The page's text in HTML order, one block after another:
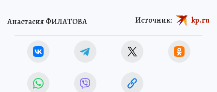
Анастасия ФИЛАТОВА Источник: kp.ru